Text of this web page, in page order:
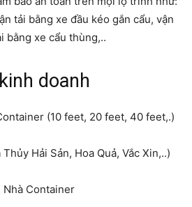
tải bằng xe đầu kéo gắn cẩu, vận
bằng xe cẩu thùng,..
doanh
(10 feet, 20 feet, 40 feet,.)
Hải Sản, Hoa Quả, Vắc Xin,..)
Nhà Container